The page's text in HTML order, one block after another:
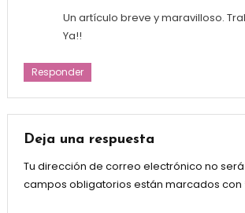
Un artículo breve y maravilloso.
Ya!!
Responder
Deja una respuesta
Tu dirección de correo electrónico no
campos obligatorios están marcados con